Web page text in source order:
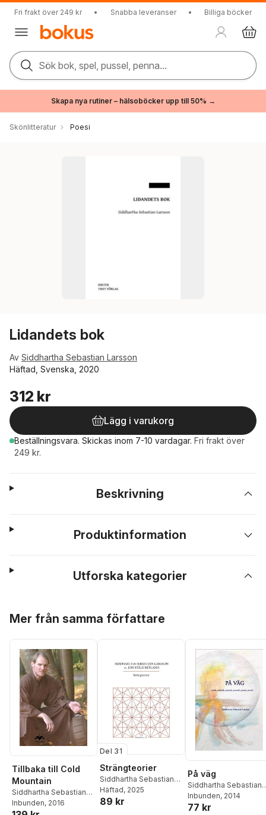
Fri frakt över 249 kr • Snabba leveranser • Billiga böcker
Sök bok, spel, pussel, penna...
Skapa nya rutiner – hälsoböcker upp till 50% →
Skönlitteratur Poesi
Lidandets bok
Av Siddhartha Sebastian Larsson
Häftad, Svenska, 2020
312 kr
Lägg i varukorg
Beställningsvara. Skickas inom 7-10 vardagar. Fri frakt över
249 kr.
Beskrivning
Produktinformation
Utforska kategorier
Mer från samma författare
Tillbaka till Cold
Mountain
Siddhartha Sebastian
Larsson
Inbunden, 2016
Del 31
Strängteorier
Siddhartha Sebastian
Larsson ,Jon Ståle
Ritland
Häftad, 2025
89 kr
På väg
Siddhartha Sebastian
Larsson
Inbunden, 2014
77 kr